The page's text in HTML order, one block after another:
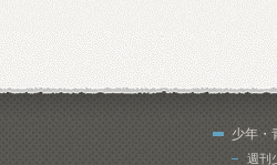
少年・
週刊